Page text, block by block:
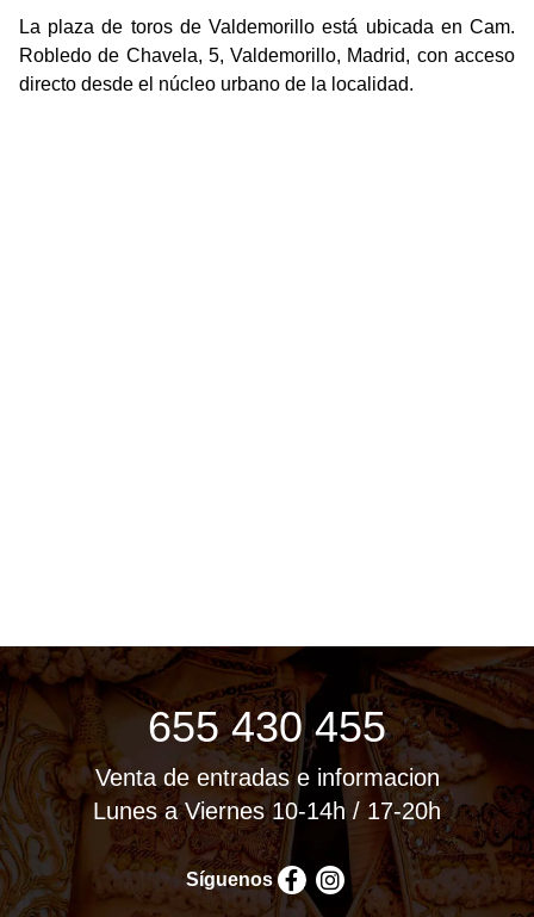
La plaza de toros de Valdemorillo está ubicada en Cam.
Robledo de Chavela, 5, Valdemorillo, Madrid, con acceso
directo desde el núcleo urbano de la localidad.
655 430 455
Venta de entradas e informacion
Lunes a Viernes 10-14h / 17-20h
Síguenos